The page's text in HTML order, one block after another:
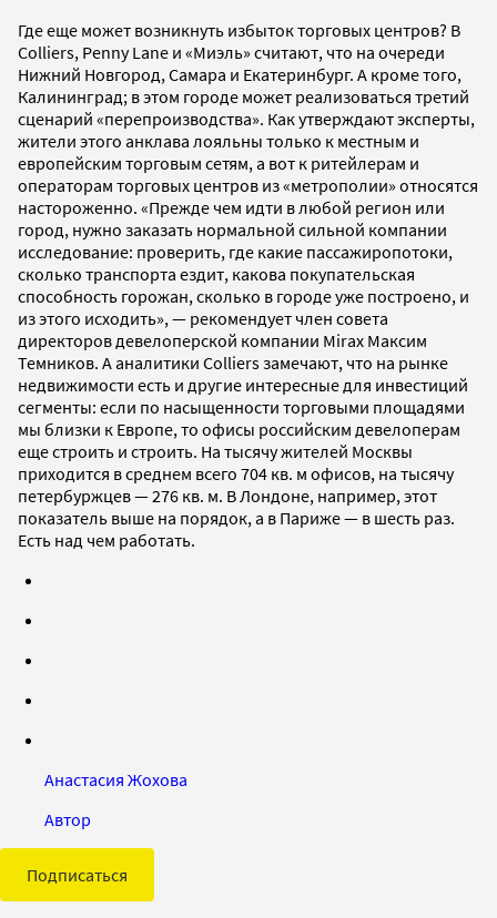
Где еще может возникнуть избыток торговых центров? В
Colliers, Penny Lane и «Миэль» считают, что на очереди
Нижний Новгород, Самара и Екатеринбург. А кроме того,
Калининград; в этом городе может реализоваться третий
сценарий «перепроизводства». Как утверждают эксперты,
жители этого анклава лояльны только к местным и
европейским торговым сетям, а вот к ритейлерам и
операторам торговых центров из «метрополии» относятся
настороженно. «Прежде чем идти в любой регион или
город, нужно заказать нормальной сильной компании
исследование: проверить, где какие пассажиропотоки,
сколько транспорта ездит, какова покупательская
способность горожан, сколько в городе уже построено, и
из этого исходить», — рекомендует член совета
директоров девелоперской компании Mirax Максим
Темников. А аналитики Colliers замечают, что на рынке
недвижимости есть и другие интересные для инвестиций
сегменты: если по насыщенности торговыми площадями
мы близки к Европе, то офисы российским девелоперам
еще строить и строить. На тысячу жителей Москвы
приходится в среднем всего 704 кв. м офисов, на тысячу
петербуржцев — 276 кв. м. В Лондоне, например, этот
показатель выше на порядок, а в Париже — в шесть раз.
Есть над чем работать.
Анастасия Жохова
Автор
Подписаться